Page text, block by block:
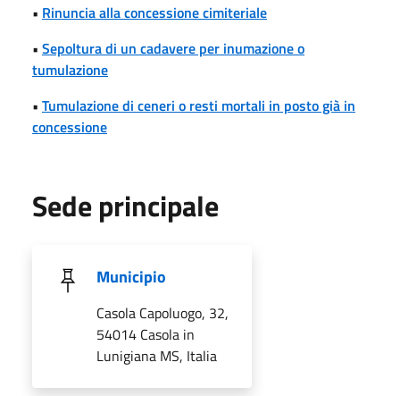
• Rinuncia alla concessione cimiteriale
• Sepoltura di un cadavere per inumazione o
tumulazione
• Tumulazione di ceneri o resti mortali in posto già in
concessione
Sede principale
Municipio
Casola Capoluogo, 32,
54014 Casola in
Lunigiana MS, Italia